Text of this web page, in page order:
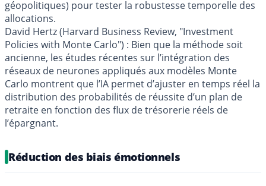
géopolitiques) pour tester la robustesse temporelle des
allocations.
David Hertz (Harvard Business Review, "Investment
Policies with Monte Carlo") : Bien que la méthode soit
ancienne, les études récentes sur l’intégration des
réseaux de neurones appliqués aux modèles Monte
Carlo montrent que l’IA permet d’ajuster en temps réel la
distribution des probabilités de réussite d’un plan de
retraite en fonction des flux de trésorerie réels de
l’épargnant.
Réduction des biais émotionnels